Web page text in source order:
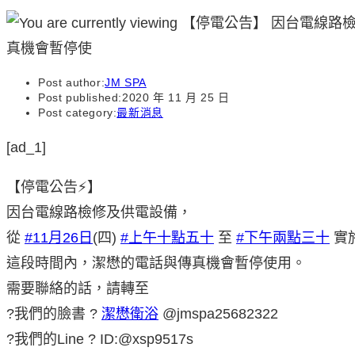
Post author:JM SPA
Post published:2020 年 11 月 25 日
Post category:最新消息
[ad_1]
【停電公告⚡】
因台電線路檢修及供電設備，
從 #11月26日 (四) #上午十點五十 至 #下午兩點三十 實
這段時間內，潔懋的電話與傳真機會暫停使用。
需要聯絡的話，請轉至
?我們的臉書 ? 潔懋衛浴 @jmspa25682322
?我們的Line ? ID:@xsp9517s